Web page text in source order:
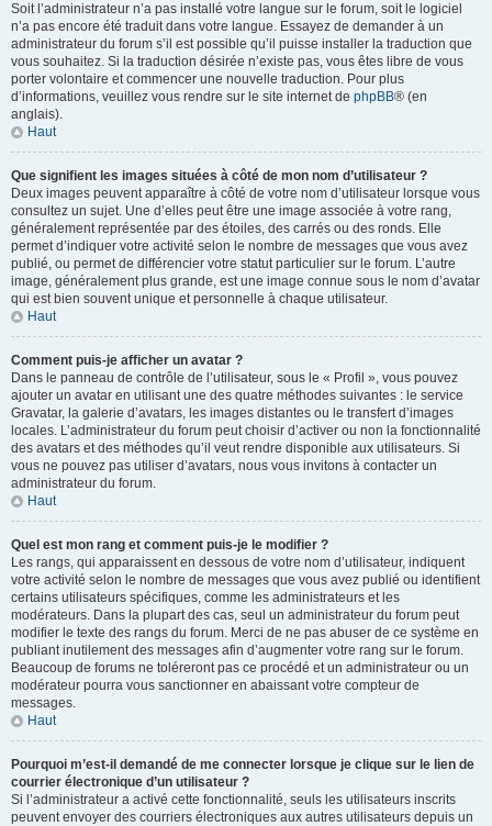
Soit l’administrateur n’a pas installé votre langue sur le forum, soit le logiciel
n’a pas encore été traduit dans votre langue. Essayez de demander à un
administrateur du forum s’il est possible qu’il puisse installer la traduction que
vous souhaitez. Si la traduction désirée n’existe pas, vous êtes libre de vous
porter volontaire et commencer une nouvelle traduction. Pour plus
d’informations, veuillez vous rendre sur le site internet de phpBB® (en
anglais).
Haut
Que signifient les images situées à côté de mon nom d’utilisateur ?
Deux images peuvent apparaître à côté de votre nom d’utilisateur lorsque vous
consultez un sujet. Une d’elles peut être une image associée à votre rang,
généralement représentée par des étoiles, des carrés ou des ronds. Elle
permet d’indiquer votre activité selon le nombre de messages que vous avez
publié, ou permet de différencier votre statut particulier sur le forum. L’autre
image, généralement plus grande, est une image connue sous le nom d’avatar
qui est bien souvent unique et personnelle à chaque utilisateur.
Haut
Comment puis-je afficher un avatar ?
Dans le panneau de contrôle de l’utilisateur, sous le « Profil », vous pouvez
ajouter un avatar en utilisant une des quatre méthodes suivantes : le service
Gravatar, la galerie d’avatars, les images distantes ou le transfert d’images
locales. L’administrateur du forum peut choisir d’activer ou non la fonctionnalité
des avatars et des méthodes qu’il veut rendre disponible aux utilisateurs. Si
vous ne pouvez pas utiliser d’avatars, nous vous invitons à contacter un
administrateur du forum.
Haut
Quel est mon rang et comment puis-je le modifier ?
Les rangs, qui apparaissent en dessous de votre nom d’utilisateur, indiquent
votre activité selon le nombre de messages que vous avez publié ou identifient
certains utilisateurs spécifiques, comme les administrateurs et les
modérateurs. Dans la plupart des cas, seul un administrateur du forum peut
modifier le texte des rangs du forum. Merci de ne pas abuser de ce système en
publiant inutilement des messages afin d’augmenter votre rang sur le forum.
Beaucoup de forums ne toléreront pas ce procédé et un administrateur ou un
modérateur pourra vous sanctionner en abaissant votre compteur de
messages.
Haut
Pourquoi m’est-il demandé de me connecter lorsque je clique sur le lien de
courrier électronique d’un utilisateur ?
Si l’administrateur a activé cette fonctionnalité, seuls les utilisateurs inscrits
peuvent envoyer des courriers électroniques aux autres utilisateurs depuis un